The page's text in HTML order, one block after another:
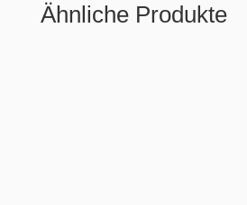
Ähnliche Produkte